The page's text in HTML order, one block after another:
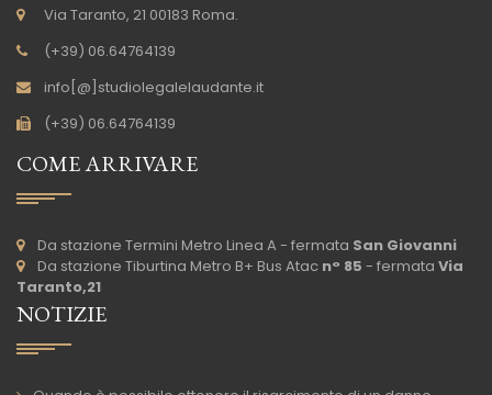
Via Taranto, 21 00183 Roma.
(+39) 06.64764139
info[@]studiolegalelaudante.it
(+39) 06.64764139
COME ARRIVARE
Da stazione Termini Metro Linea A - fermata San Giovanni
Da stazione Tiburtina Metro B+ Bus Atac n° 85 - fermata Via
Taranto,21
NOTIZIE